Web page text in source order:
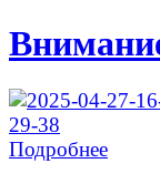
Подробнее